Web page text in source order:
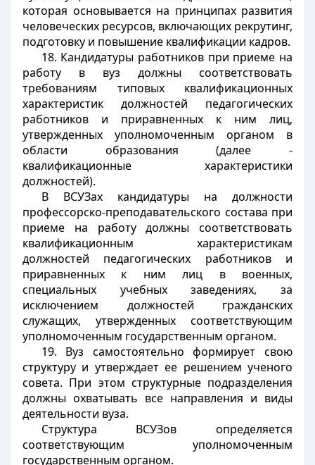
которая основывается на принципах развития
человеческих ресурсов, включающих рекрутинг,
подготовку и повышение квалификации кадров.
18. Кандидатуры работников при приеме на
работу в вуз должны соответствовать
требованиям типовых квалификационных
характеристик должностей педагогических
работников и приравненных к ним лиц,
утвержденных уполномоченным органом в
области образования (далее -
квалификационные характеристики
должностей).
В ВСУЗах кандидатуры на должности
профессорско-преподавательского состава при
приеме на работу должны соответствовать
квалификационным характеристикам
должностей педагогических работников и
приравненных к ним лиц в военных,
специальных учебных заведениях, за
исключением должностей гражданских
служащих, утвержденных соответствующим
уполномоченным государственным органом.
19. Вуз самостоятельно формирует свою
структуру и утверждает ее решением ученого
совета. При этом структурные подразделения
должны охватывать все направления и виды
деятельности вуза.
Структура ВСУЗов определяется
соответствующим уполномоченным
государственным органом.